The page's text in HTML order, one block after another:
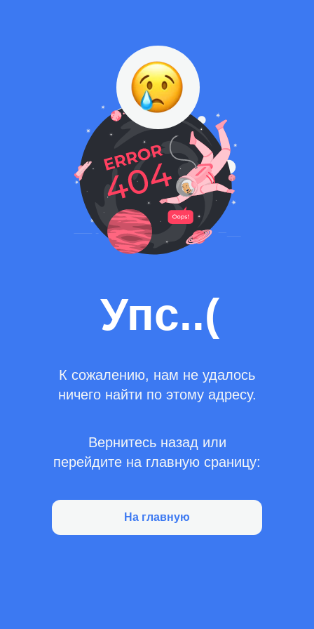
Упс..(
К сожалению, нам не удалось
ничего найти по этому адресу.
Вернитесь назад или
перейдите на главную сраницу:
На главную